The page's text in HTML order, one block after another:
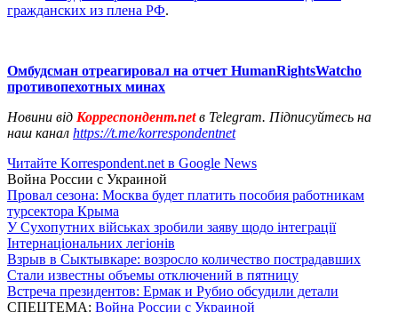
гражданских из плена РФ.
Омбудсман отреагировал на отчет HumanRightsWatchо
противопехотных минах
Новини від Корреспондент.netв Telegram. Підписуйтесь на
наш канал https://t.me/korrespondentnet
Читайте Korrespondent.net в Google News
Война России с Украиной
Провал сезона: Москва будет платить пособия работникам
турсектора Крыма
У Сухопутних військах зробили заяву щодо інтеграції
Інтернаціональних легіонів
Взрыв в Сыктывкаре: возросло количество пострадавших
Стали известны объемы отключений в пятницу
Встреча президентов: Ермак и Рубио обсудили детали
СПЕЦТЕМА: Война России с Украиной